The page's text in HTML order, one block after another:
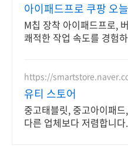
아이패드프로 쿠팡 오
일도착 로켓배송
M칩 장착 아이패드프로,
쾌적한 작업 속도를 경험
https://
유티 스토어
중고태블릿, 중고아이패
다른 업체보다 저렴합니다.